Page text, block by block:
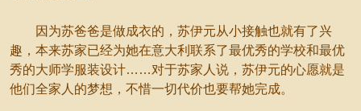
因为苏爸爸是做成衣的，苏伊元从小接触也就有了兴
趣，本来苏家已经为她在意大利联系了最优秀的学校和最优
秀的大师学服装设计……对于苏家人说，苏伊元的心愿就是
他们全家人的梦想，不惜一切代价也要帮她完成。